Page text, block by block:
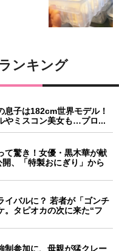
ンキング
息子は182cm世界モデル！
やミスコン美女も…プロ...
て驚き！女優・黒木華が献
、「特製おにぎり」から
イバルに？ 若者が「ゴンチ
。タピオカの次に来た“フ
制参加に、母親が猛クレー